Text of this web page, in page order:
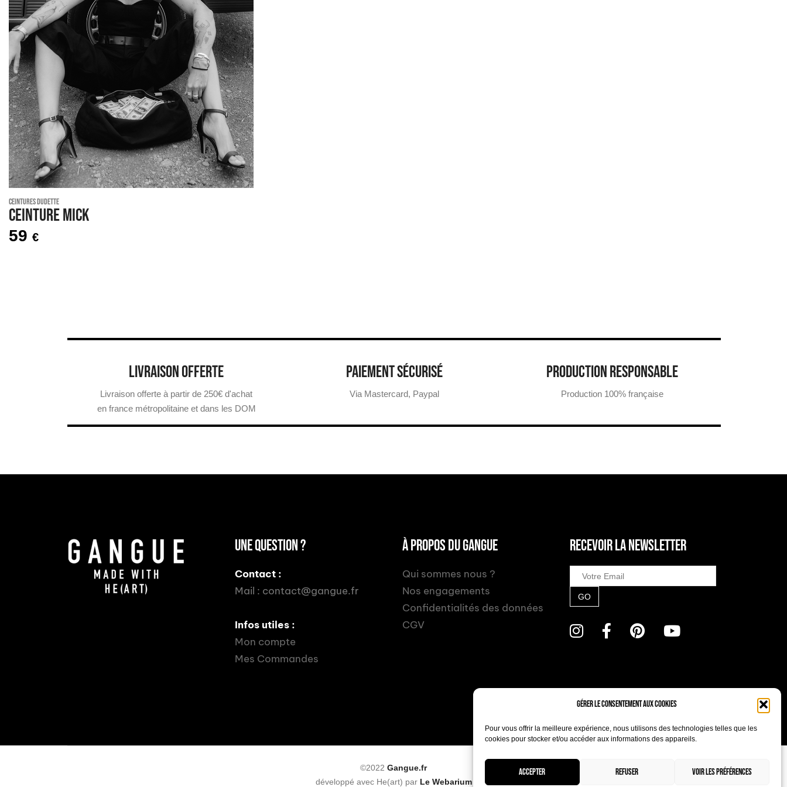
Gérer le consentement aux cookies
Pour vous offrir la meilleure expérience, nous utilisons des technologies telles que les
cookies pour stocker et/ou accéder aux informations des appareils.
Accepter Refuser Voir les préférences
Ceintures Dudette
Ceinture MICK
59 €
LIVRAISON OFFERTE
Livraison offerte à partir de 250€ d'achat
en france métropolitaine et dans les DOM
PAIEMENT SÉCURISÉ
Via Mastercard, Paypal
PRODUCTION RESPONSABLE
Production 100% française
UNE QUESTION ?
Contact :
Mail : contact@gangue.fr
Infos utiles :
Mon compte
Mes Commandes
À PROPOS DU GANGUE
Qui sommes nous ?
Nos engagements
Confidentialités des données
CGV
RECEVOIR LA NEWSLETTER
GO
©2022 Gangue.fr
développé avec He(art) par Le Webarium